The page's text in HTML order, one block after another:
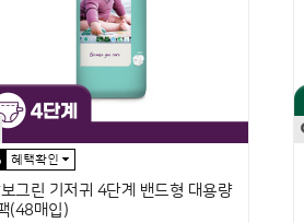
그린 기저귀 4단계 밴드형 대용량
(48매입)